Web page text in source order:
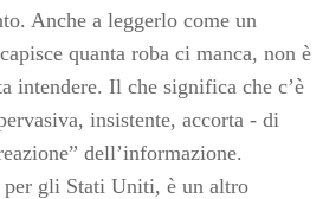
Anche a leggerlo come un
quanta roba ci manca, non è
intendere. Il che significa che c’è
insistente, accorta - di
dell’informazione.
per gli Stati Uniti, è un altro